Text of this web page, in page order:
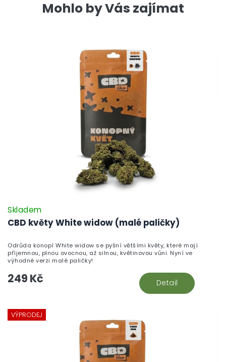
Mohlo by Vás zajímat
CBD květy White widow (malé paličky)
Skladem
249 Kč Detail
Odrůda konopí White widow se pyšní většími květy, které mají
příjemnou, plnou ovocnou, až silnou, květinovou vůni. Nyní ve
výhodné verzi malé paličky!
VÝPRODEJ